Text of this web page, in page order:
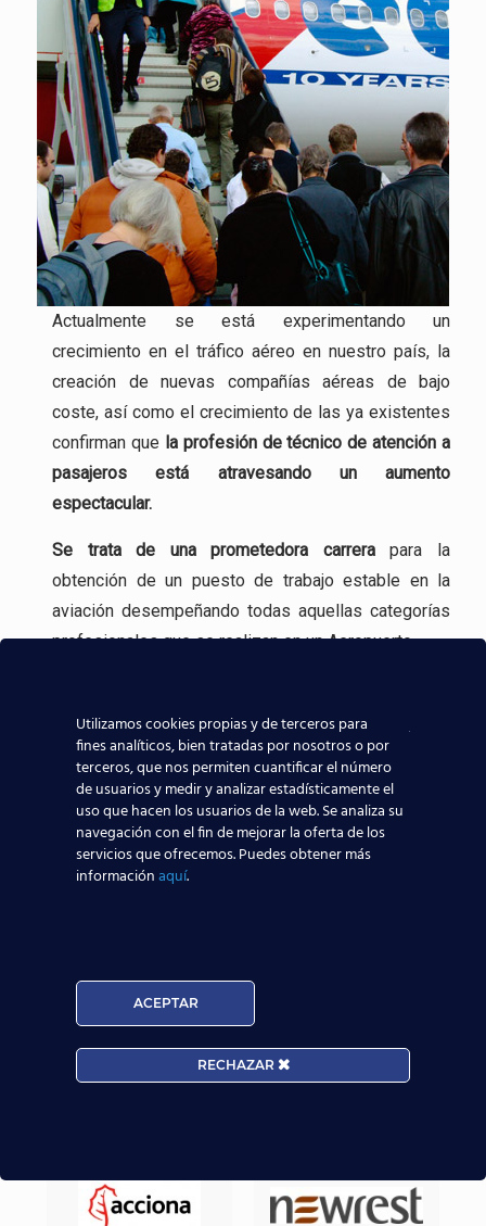
Actualmente se está experimentando un
crecimiento en el tráfico aéreo en nuestro país, la
creación de nuevas compañías aéreas de bajo
coste, así como el crecimiento de las ya existentes
confirman que la profesión de técnico de atención a
pasajeros está atravesando un aumento
espectacular.
Se trata de unaprometedora carrerapara la
obtención de un puesto de trabajo estable en la
aviación desempeñando todas aquellas categorías
profesionales que se realizan en un Aeropuerto.
aeronáutica, tenemoscontacto directo con las
compañías aeronáuticas, lo que sin duda ayudará a
que todos los alumnos de nuestros centros
aeronáuticos destaquen y consigan mejores y
mayores posibilidades reales de trabajar en el
sector aeronáutico.
Utilizamos cookies propias y de terceros para
fines analíticos, bien tratadas por nosotros o por
terceros, que nos permiten cuantificar el número
de usuarios y medir y analizar estadísticamente el
uso que hacen los usuarios de la web. Se analiza su
navegación con el fin de mejorar la oferta de los
servicios que ofrecemos. Puedes obtener más
informaciónaquí.
ACEPTAR
RECHAZAR